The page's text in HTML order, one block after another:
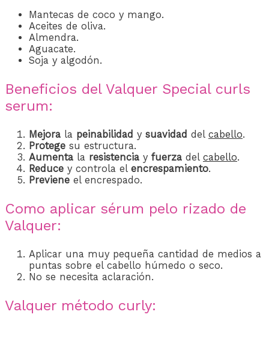
Mantecas de coco y mango.
Aceites de oliva.
Almendra.
Aguacate.
Soja y algodón.
Beneficios del Valquer Special curls
serum:
Mejora la peinabilidad y suavidad del cabello.
Protege su estructura.
Aumenta la resistencia y fuerza del cabello.
Reduce y controla el encrespamiento.
Previene el encrespado.
Como aplicar sérum pelo rizado de
Valquer:
Aplicar una muy pequeña cantidad de medios a
puntas sobre el cabello húmedo o seco.
No se necesita aclaración.
Valquer método curly: